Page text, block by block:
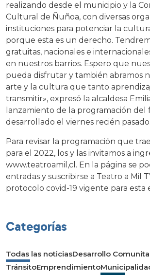
realizando desde el municipio y la
Cultural de Ñuñoa, con diversas
instituciones para potenciar la
porque esta es un derecho.
gratuitas, nacionales e
en nuestros barrios. Espero que
pueda disfrutar y también abramos
arte y la cultura que tanto
transmitir», expresó la alcaldesa
lanzamiento de la programación del
desarrollado el viernes recién pasado.
Para revisar la programación que
para el 2022, los y las invitamos a
www.teatroamil,cl. En la página se
entradas y suscribirse a Teatro a Mil
protocolo covid-19 vigente para esta
Categorías
Todas las noticiasDesarrollo
TránsitoEmprendimiento